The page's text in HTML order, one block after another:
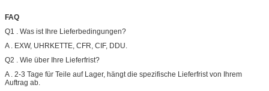
FAQ
Q1 . Was ist Ihre Lieferbedingungen?
A . EXW, UHRKETTE, CFR, CIF, DDU.
Q2 . Wie über Ihre Lieferfrist?
A . 2-3 Tage für Teile auf Lager, hängt die spezifische Lieferfrist von Ihrem
Auftrag ab.